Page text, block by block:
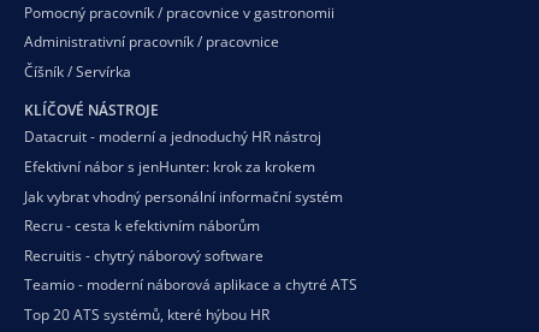
Pomocný pracovník / pracovnice v gastronomii
Administrativní pracovník / pracovnice
Číšník / Servírka
KLÍČOVÉ NÁSTROJE
Datacruit - moderní a jednoduchý HR nástroj
Efektivní nábor s jenHunter: krok za krokem
Jak vybrat vhodný personální informační systém
Recru - cesta k efektivním náborům
Recruitis - chytrý náborový software
Teamio - moderní náborová aplikace a chytré ATS
Top 20 ATS systémů, které hýbou HR